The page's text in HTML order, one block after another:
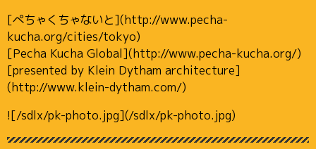
[ぺちゃくちゃないと](http://www.pecha-
kucha.org/cities/tokyo)
[Pecha Kucha Global](http://www.pecha-kucha.org/)
[presented by Klein Dytham architecture]
(http://www.klein-dytham.com/)
![/sdlx/pk-photo.jpg](/sdlx/pk-photo.jpg)